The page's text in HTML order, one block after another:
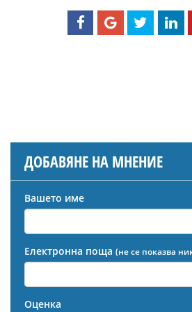
ДОБАВЯНЕ НА МНЕНИЕ
Вашето име
Електронна поща (не се показва
Оценка